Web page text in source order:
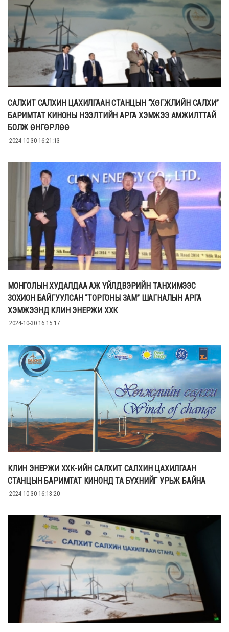
САЛХИТ САЛХИН ЦАХИЛГААН СТАНЦЫН “ХӨГЖЛИЙН САЛХИ”
БАРИМТАТ КИНОНЫ НЭЭЛТИЙН АРГА ХЭМЖЭЭ АМЖИЛТТАЙ
БОЛЖ ӨНГӨРЛӨӨ
2024-10-30 16:21:13
МОНГОЛЫН ХУДАЛДАА АЖ ҮЙЛДВЭРИЙН ТAНХИМЭЭС
ЗОХИОН БАЙГУУЛСАН “ТОРГОНЫ ЗАМ” ШАГНАЛЫН АРГА
ХЭМЖЭЭНД КЛИН ЭНЕРЖИ ХХК
2024-10-30 16:15:17
КЛИН ЭНЕРЖИ ХХК-ИЙН САЛХИТ САЛХИН ЦАХИЛГААН
СТАНЦЫН БАРИМТАТ КИНОНД ТА БҮХНИЙГ УРЬЖ БАЙНА
2024-10-30 16:13:20